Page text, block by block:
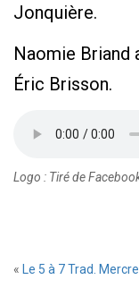
Jonquière.
Naomie Briand
Éric Brisson.
Logo : Tiré de
« Le 5 à 7 Trad.